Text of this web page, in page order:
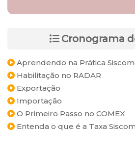
Cronograma
Aprendendo na Prática
Habilitação no RADAR
Exportação
Importação
O Primeiro Passo no COMEX
Entenda o que é a Taxa